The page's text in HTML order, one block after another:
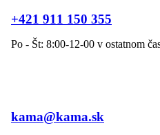
+421 911 150 355
Po - Št: 8:00-12-00 v ostatnom
kama@kama.sk